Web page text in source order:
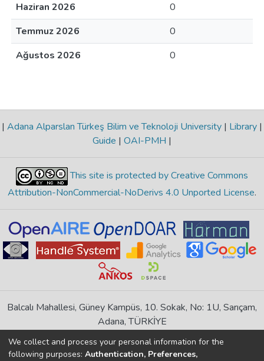
Haziran 2026
0
Temmuz 2026
0
Ağustos 2026
0
| Adana Alparslan Türkeş Bilim ve Teknoloji University | Library |
Guide | OAI-PMH |
This site is protected by Creative Commons
Attribution-NonCommercial-NoDerivs 4.0 Unported License.
Balcalı Mahallesi, Güney Kampüs, 10. Sokak, No: 1U, Sarıçam,
Adana, TÜRKİYE
If you find any errors in content please report us
We collect and process your personal information for the
following purposes: Authentication, Preferences,